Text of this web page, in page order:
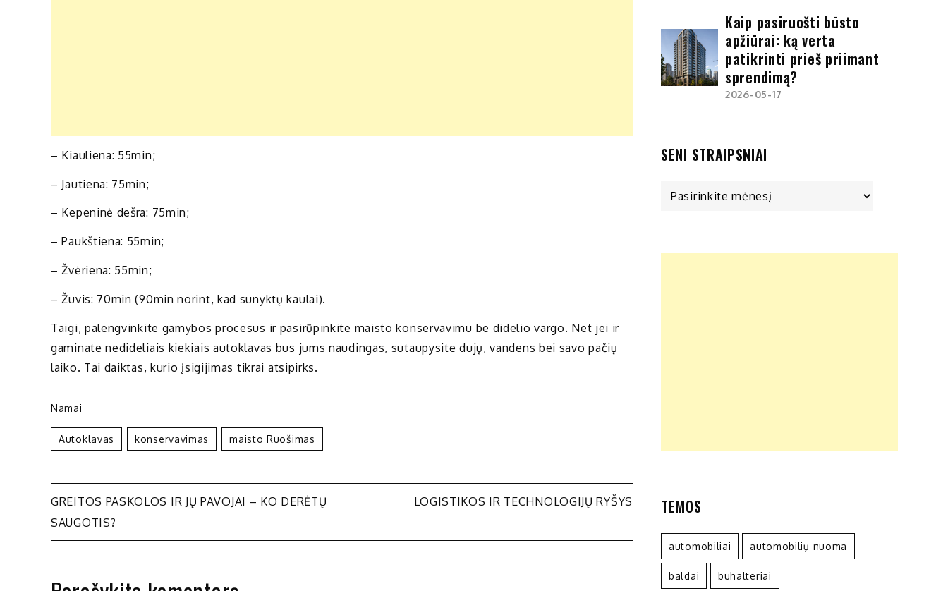
– Kiauliena: 55min;
– Jautiena: 75min;
– Kepeninė dešra: 75min;
– Paukštiena: 55min;
– Žvėriena: 55min;
– Žuvis: 70min (90min norint, kad sunyktų kaulai).
Taigi, palengvinkite gamybos procesus ir pasirūpinkite maisto konservavimu be didelio vargo. Net jei ir
gaminate nedideliais kiekiais autoklavas bus jums naudingas, sutaupysite dujų, vandens bei savo pačių
laiko. Tai daiktas, kurio įsigijimas tikrai atsipirks.
Namai
Autoklavas Konservavimas Maisto Ruošimas
Navigacija
tarp
GREITOS PASKOLOS IR JŲ PAVOJAI – KO DERĖTŲ
SAUGOTIS?
LOGISTIKOS IR TECHNOLOGIJŲ RYŠYS
Kaip pasiruošti būsto
apžiūrai: ką verta
patikrinti prieš priimant
sprendimą?
2026-05-17
SENI STRAIPSNIAI
TEMOS
automobiliai automobilių nuoma
baldai buhalteriai